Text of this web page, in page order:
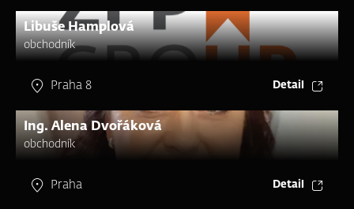
Libuše Hamplová
obchodník
Praha 8 Detail
Ing. Alena Dvořáková
obchodník
Praha Detail